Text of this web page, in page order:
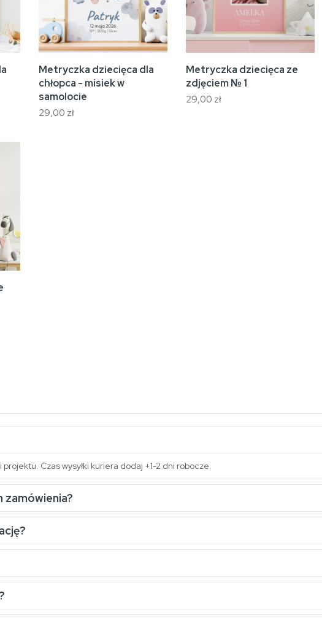
Metryczka dziecięca dla
chłopca - misiek w
samolocie
29,00 zł
Metryczka dziecięca ze
zdjęciem № 1
29,00 zł
Czas wysyłki kuriera dodaj +1-2 dni robocze.
zamówienia?